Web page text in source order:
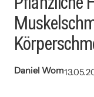
Daniel Wom